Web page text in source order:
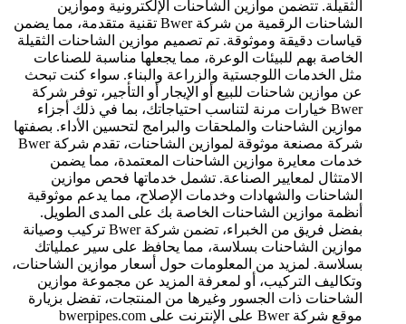
الثقيلة. تتضمن موازين الشاحنات الإلكترونية وموازين
الشاحنات الرقمية من شركة Bwer تقنية متقدمة، مما يضمن
قياسات دقيقة وموثوقة. تم تصميم موازين الشاحنات الثقيلة
الخاصة بهم للبيئات الوعرة، مما يجعلها مناسبة للصناعات
مثل الخدمات اللوجستية والزراعة والبناء. سواء كنت تبحث
عن موازين شاحنات للبيع أو الإيجار أو التأجير، توفر شركة
Bwer خيارات مرنة لتناسب احتياجاتك، بما في ذلك أجزاء
موازين الشاحنات والملحقات والبرامج لتحسين الأداء. بصفتها
شركة مصنعة موثوقة لموازين الشاحنات، تقدم شركة Bwer
خدمات معايرة موازين الشاحنات المعتمدة، مما يضمن
الامتثال لمعايير الصناعة. تشمل خدماتها فحص موازين
الشاحنات والشهادات وخدمات الإصلاح، مما يدعم موثوقية
أنظمة موازين الشاحنات الخاصة بك على المدى الطويل.
بفضل فريق من الخبراء، تضمن شركة Bwer تركيب وصيانة
موازين الشاحنات بسلاسة، مما يحافظ على سير عملياتك
بسلاسة. لمزيد من المعلومات حول أسعار موازين الشاحنات،
وتكاليف التركيب، أو لمعرفة المزيد عن مجموعة موازين
الشاحنات ذات الجسور وغيرها من المنتجات، تفضل بزيارة
موقع شركة Bwer على الإنترنت على bwerpipes.com